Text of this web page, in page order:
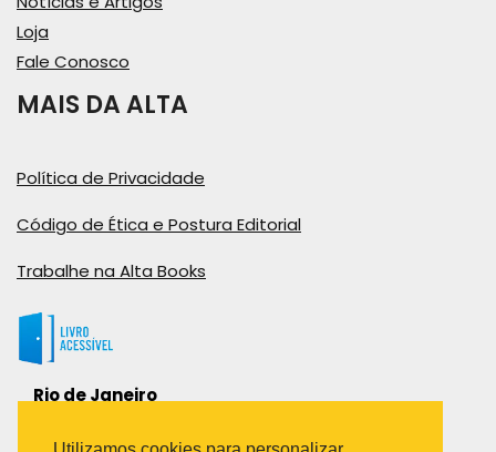
Loja
Fale Conosco
MAIS DA ALTA
Política de Privacidade
Código de Ética e Postura Editorial
Trabalhe na Alta Books
Rio de Janeiro